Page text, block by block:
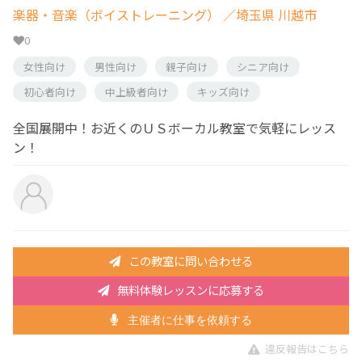
楽器・音楽（ボイストレーニング） ／埼玉県 川越市
0
女性向け
男性向け 親子向け
シニア向け
初心者向け
中上級者向け キッズ向け
全国展開中！お近くのＵＳボーカル教室で気軽にレッス
ン！
この教室に問い合わせる
無料体験レッスンに応募する
主催者に仕事を依頼する
違反報告はこちら